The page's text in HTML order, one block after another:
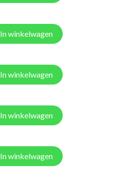
In winkelwagen
In winkelwagen
In winkelwagen
In winkelwagen